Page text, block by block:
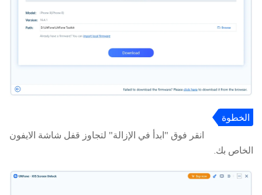
الخطوة
انقر فوق "ابدأ في الإزالة" لتجاوز قفل شاشة الايفون
الخاص بك.